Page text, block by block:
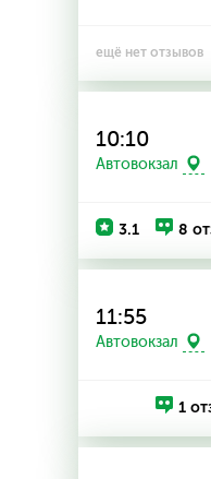
ещё нет отзывов
10:10
Автовокзал
3.1 8
11:55
Автовокзал
1